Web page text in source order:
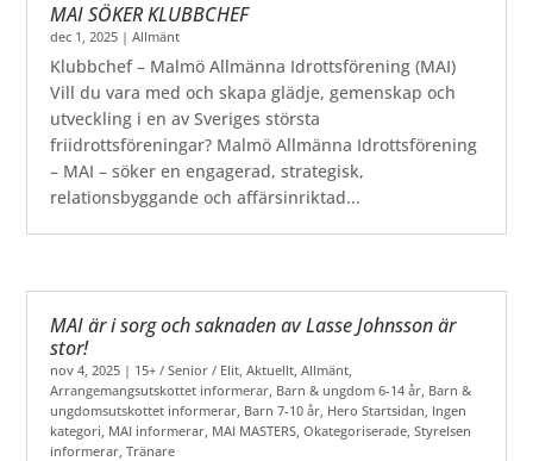
MAI SÖKER KLUBBCHEF
dec 1, 2025 |Allmänt
Klubbchef – Malmö Allmänna Idrottsförening (MAI)
Vill du vara med och skapa glädje, gemenskap och
utveckling i en av Sveriges största
friidrottsföreningar? Malmö Allmänna Idrottsförening
– MAI – söker en engagerad, strategisk,
relationsbyggande och affärsinriktad...
MAI är i sorg och saknaden av Lasse Johnsson är
stor!
nov 4, 2025 | 15+ / Senior / Elit ,Aktuellt ,Allmänt
Arrangemangsutskottet informerar Barn & ungdom 6-14 år Barn &
ungdomsutskottet informerar Barn 7-10 år Hero Startsidan Ingen
kategori MAI informerar MAI MASTERS ,Okategoriserade ,Styrelsen
informerar ,Tränare